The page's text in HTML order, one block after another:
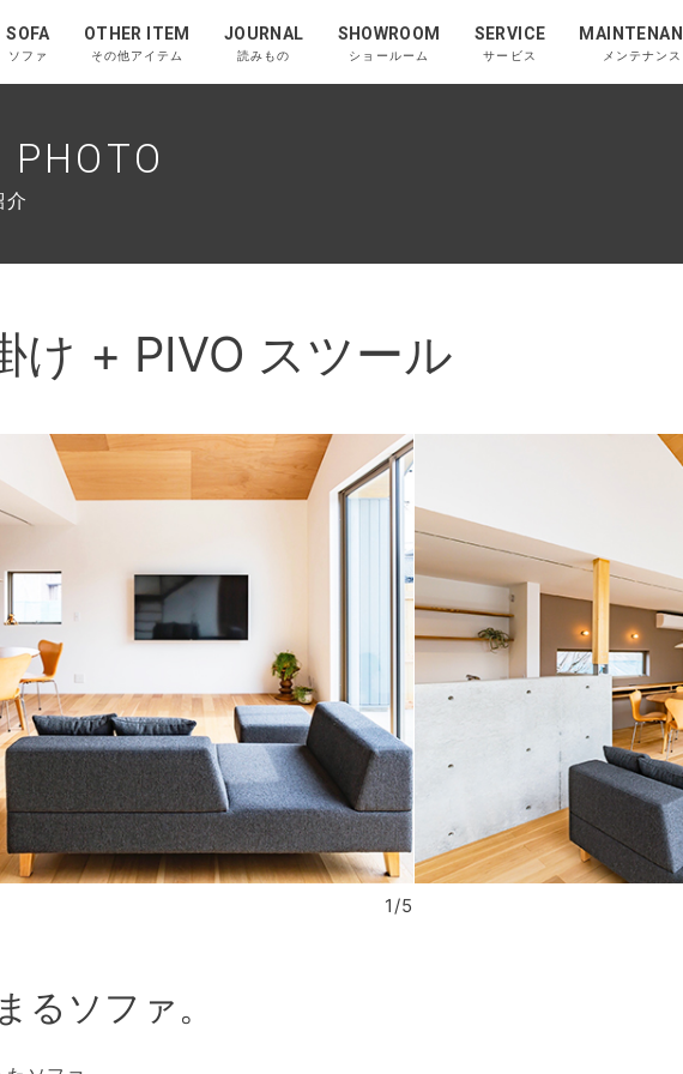
SOFA
ソファ
OTHER ITEM
その他アイテム
JOURNAL
読みもの
SHOWROOM
ショールーム
SERVICE
サービス メンテナンス
PHOTO
け + PIVO スツール
1/5
るソファ。